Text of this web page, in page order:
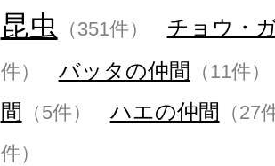
昆虫 （351件） チョウ・
件） バッタの仲間 （11件）
間 （5件） ハエの仲間
（27
件）